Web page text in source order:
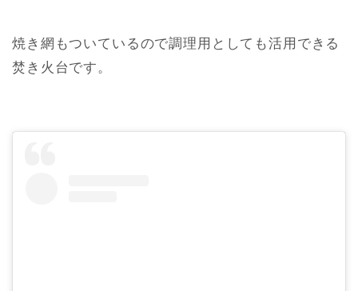
焼き網もついているので調理用としても活用できる
焚き火台です。